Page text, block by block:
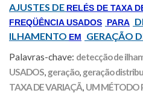
AJUSTES DE RELÉS DE TAXA
FREQÜÊNCIA USADOS PARA
ILHAMENTO EM GERAÇÃO
Palavras-chave: detecção de
USADOS, geração, geração
TAXA DE VARIAÇÃ, UM MÉTODO